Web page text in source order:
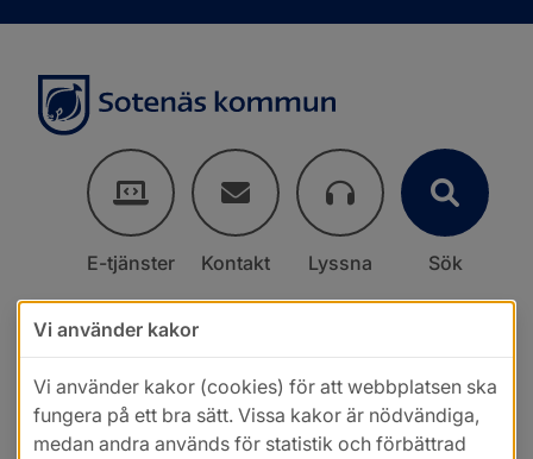
E-tjänster Kontakt Lyssna Sök
Vi använder kakor
Vi använder kakor (cookies) för att webbplatsen ska
fungera på ett bra sätt. Vissa kakor är nödvändiga,
medan andra används för statistik och förbättrad